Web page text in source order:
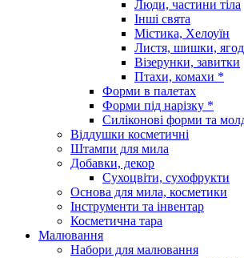
Люди, частини тіла
Інші свята
Містика, Хелоуїн
Листя, шишки,
Візерунки, завитки
Птахи, комахи *
Форми в палетах
Форми під нарізку *
Силіконові форми та
Віддушки косметичні
Штампи для мила
Добавки, декор
Сухоцвіти, сухофрукти
Основа для мила, косметики
Інструменти та інвентар
Косметична тара
Малювання
Набори для малювання